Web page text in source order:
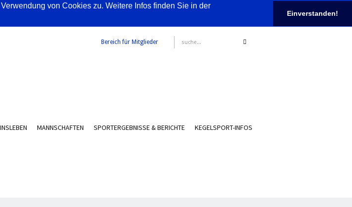
von Cookies zu. Weitere Infos finden Sie in der
Einverstanden!
Bereich für Mitglieder
MANNSCHAFTEN SPORTERGEBNISSE & BERICHTE KEGELSPORT-INFOS